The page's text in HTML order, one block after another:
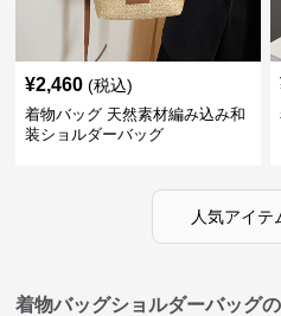
¥2,460 (税込)
着物バッグ 天然素材編み込み和
装ショルダーバッグ
人気アイテ
着物バッグショルダーバッグ